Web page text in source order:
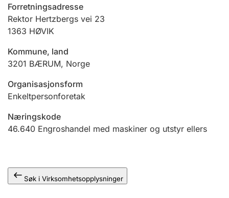
Jeger
Betaling og jegeravgiftskort
Ektepaktveileder
Offentlig sektor
Forretningsadresse
Rektor Hertzbergs vei 23
1363 HØVIK
Kommune, land
3201 BÆRUM, Norge
Organisasjonsform
Enkeltpersonforetak
Næringskode
46.640 Engroshandel med maskiner og utstyr ellers
Søk i Virksomhetsopplysninger